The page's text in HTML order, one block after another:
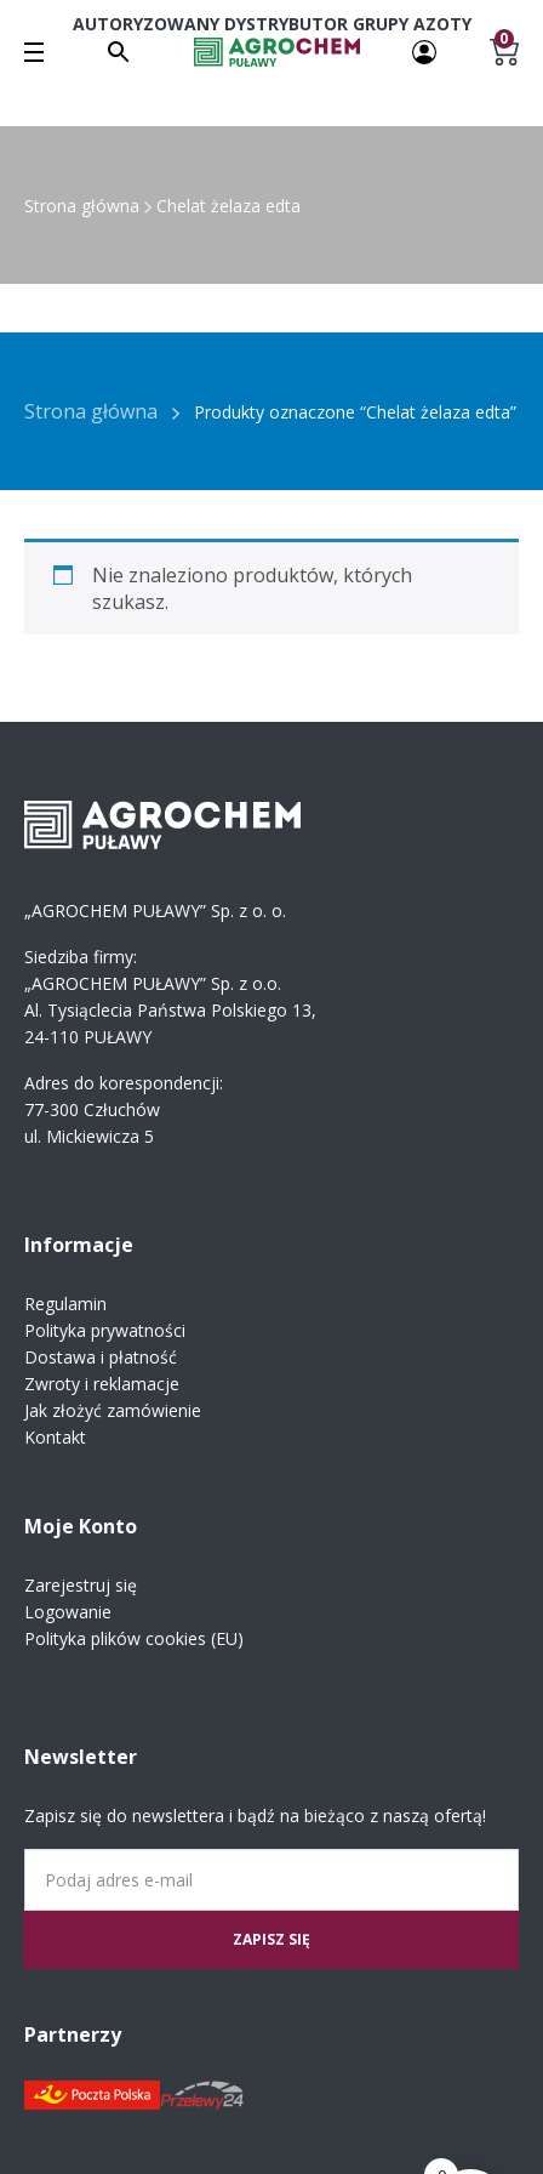
AUTORYZOWANY DYSTRYBUTOR GRUPY AZOTY
0
Strona główna Chelat żelaza edta
Strona główna Produkty oznaczone “Chelat żelaza edta”
Nie znaleziono produktów, których
szukasz.
„AGROCHEM PUŁAWY” Sp. z o. o.
Siedziba firmy:
„AGROCHEM PUŁAWY” Sp. z o.o.
Al. Tysiąclecia Państwa Polskiego 13,
24-110 PUŁAWY
Adres do korespondencji:
77-300 Człuchów
ul. Mickiewicza 5
Informacje
Regulamin
Polityka prywatności
Dostawa i płatność
Zwroty i reklamacje
Jak złożyć zamówienie
Kontakt
Moje Konto
Zarejestruj się
Logowanie
Polityka plików cookies (EU)
Newsletter
Zapisz się do newslettera i bądź na bieżąco z naszą ofertą!
Partnerzy